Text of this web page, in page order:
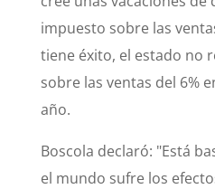
impuesto sobre las
tiene éxito, el estado no
sobre las ventas del 6%
año.
Boscola declaró: "Está
el mundo sufre los